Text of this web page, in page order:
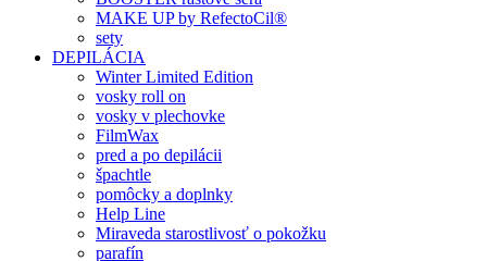
MAKE UP by RefectoCil®
sety
DEPILÁCIA
Winter Limited Edition
vosky roll on
vosky v plechovke
FilmWax
pred a po depilácii
špachtle
pomôcky a doplnky
Help Line
Miraveda starostlivosť o pokožku
parafín